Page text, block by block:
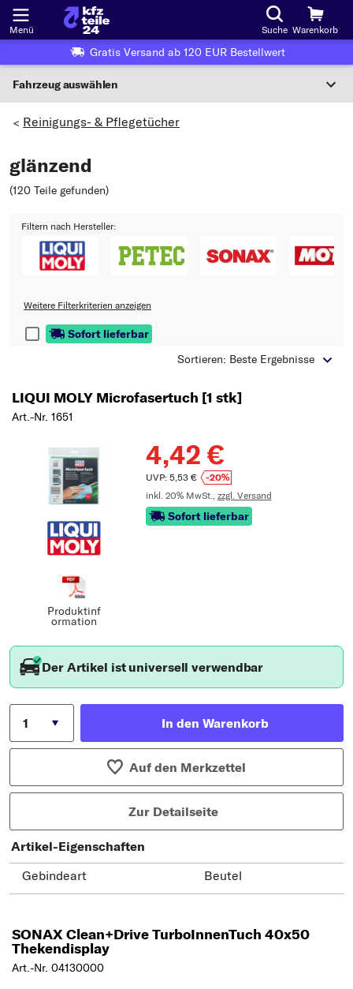
Menü Suche Warenkorb
Gratis Versand ab 120 EUR Bestellwert
Fahrzeug auswählen
Wo finde ich die?
Oder Fahrzeugauswahl nach Kriterien:
Modell wählen
> Reinigungs- & Pflegetücher
glänzend
(120 Teile gefunden)
Filtern nach Hersteller:
Weitere Filterkriterien anzeigen
Sofort lieferbar
Sortieren: Beste Ergebnisse
LIQUI MOLY Microfasertuch [1 stk]
Art.-Nr. 1651
Produktinf
ormation
4,42 €
UVP: 5,53 €
-20%
inkl. 20% MwSt., zzgl. Versand
Sofort lieferbar
Der Artikel ist universell verwendbar
In den Warenkorb
Auf den Merkzettel
Zur Detailseite
Artikel-Eigenschaften
Gebindeart
Beutel
SONAX Clean+Drive TurboInnenTuch 40x50
Thekendisplay
Art.-Nr. 04130000